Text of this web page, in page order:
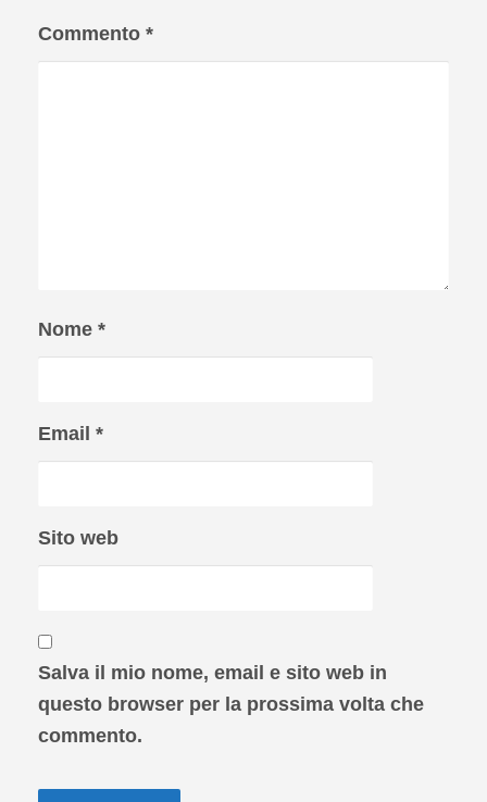
Commento *
Nome *
Email *
Sito web
Salva il mio nome, email e sito web in
questo browser per la prossima volta che
commento.